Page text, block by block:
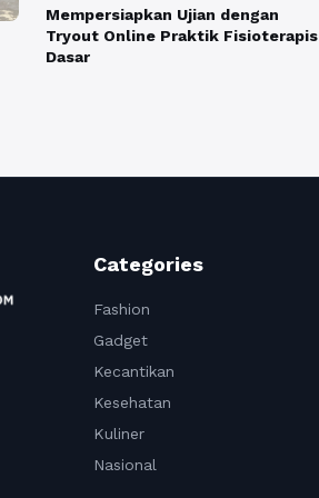
Mempersiapkan Ujian dengan
Tryout Online Praktik Fisioterapis
Dasar
Categories
Fashion
Gadget
Kecantikan
Kesehatan
Kuliner
Nasional